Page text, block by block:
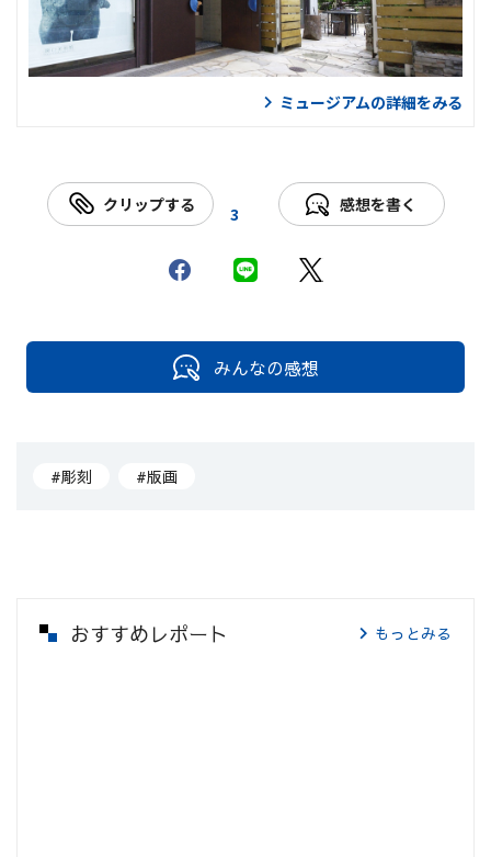
ミュージアムの詳細をみる
クリップする 3 感想を書く
みんなの感想
#彫刻 #版画
おすすめレポート もっとみる